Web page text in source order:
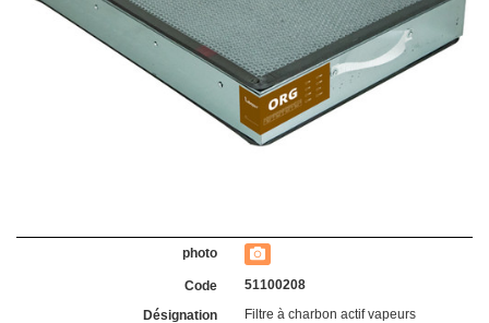
51100208
Filtre à charbon actif vapeurs